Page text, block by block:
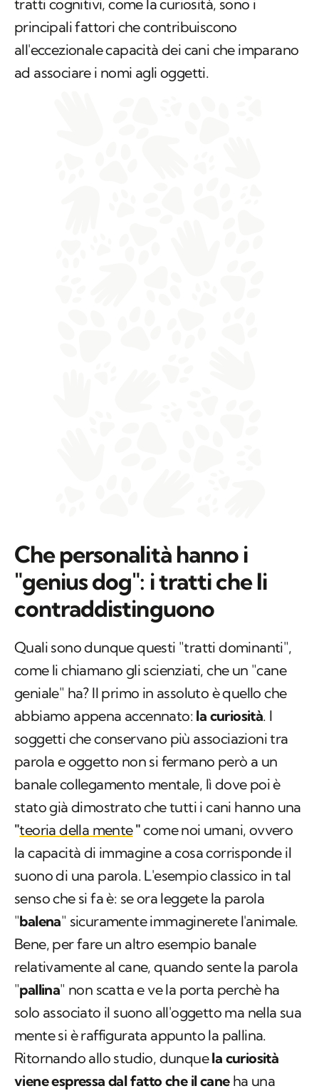
tratti cognitivi, come la curiosità, sono i
principali fattori che contribuiscono
all'eccezionale capacità dei cani che imparano
ad associare i nomi agli oggetti.
Che personalità hanno i
"genius dog": i tratti che li
contraddistinguono
Quali sono dunque questi "tratti dominanti",
come li chiamano gli scienziati, che un "cane
geniale" ha? Il primo in assoluto è quello che
abbiamo appena accennato: la curiosità. I
soggetti che conservano più associazioni tra
parola e oggetto non si fermano però a un
banale collegamento mentale, lì dove poi è
stato già dimostrato che tutti i cani hanno una
"teoria della mente"come noi umani, ovvero
la capacità di immagine a cosa corrisponde il
suono di una parola. L'esempio classico in tal
senso che si fa è: se ora leggete la parola
"balena" sicuramente immaginerete l'animale.
Bene, per fare un altro esempio banale
relativamente al cane, quando sente la parola
"pallina" non scatta e ve la porta perchè ha
solo associato il suono all'oggetto ma nella sua
mente si è raffigurata appunto la pallina.
Ritornando allo studio, dunquela curiosità
viene espressa dal fatto che il caneha una